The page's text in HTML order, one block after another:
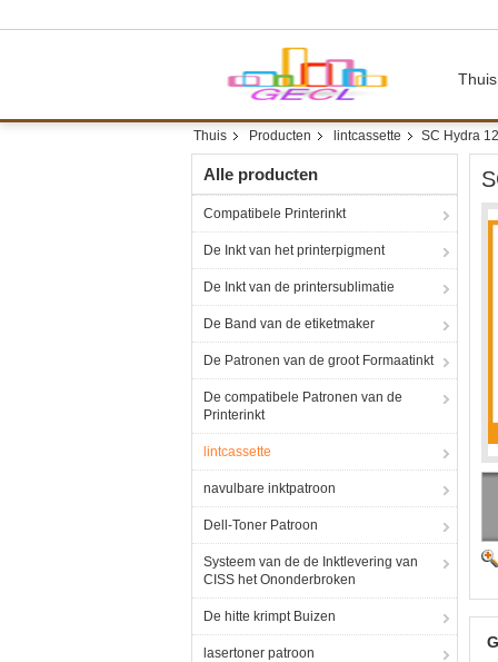
Thuis
Thuis Producten lintcassette SC Hydra
Alle producten
Compatibele Printerinkt
De Inkt van het printerpigment
De Inkt van de printersublimatie
De Band van de etiketmaker
De Patronen van de groot Formaatinkt
De compatibele Patronen van de
Printerinkt
lintcassette
navulbare inktpatroon
Dell-Toner Patroon
Systeem van de de Inktlevering van
CISS het Ononderbroken
De hitte krimpt Buizen
lasertoner patroon